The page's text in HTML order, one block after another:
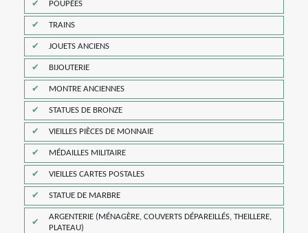
POUPÉES
TRAINS
JOUETS ANCIENS
BIJOUTERIE
MONTRE ANCIENNES
STATUES DE BRONZE
VIEILLES PIÈCES DE MONNAIE
MÉDAILLES MILITAIRE
VIEILLES CARTES POSTALES
STATUE DE MARBRE
ARGENTERIE (MÉNAGÈRE, COUVERTS DÉPAREILLÉS, THEILLERE,
PLATEAU)